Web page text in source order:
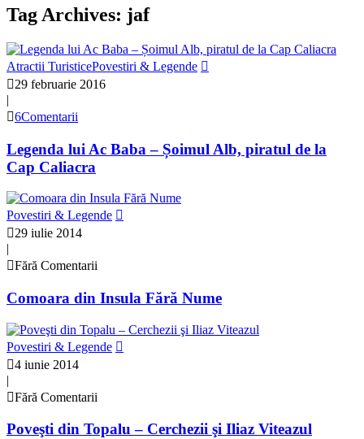
Tag Archives: jaf
Atractii TuristicePovestiri & Legende
29 februarie 2016
|
6Comentarii
Legenda lui Ac Baba – Șoimul Alb, piratul de la
Cap Caliacra
Povestiri & Legende
29 iulie 2014
|
Fără Comentarii
Comoara din Insula Fără Nume
Povestiri & Legende
4 iunie 2014
|
Fără Comentarii
Poveşti din Topalu – Cerchezii şi Iliaz Viteazul